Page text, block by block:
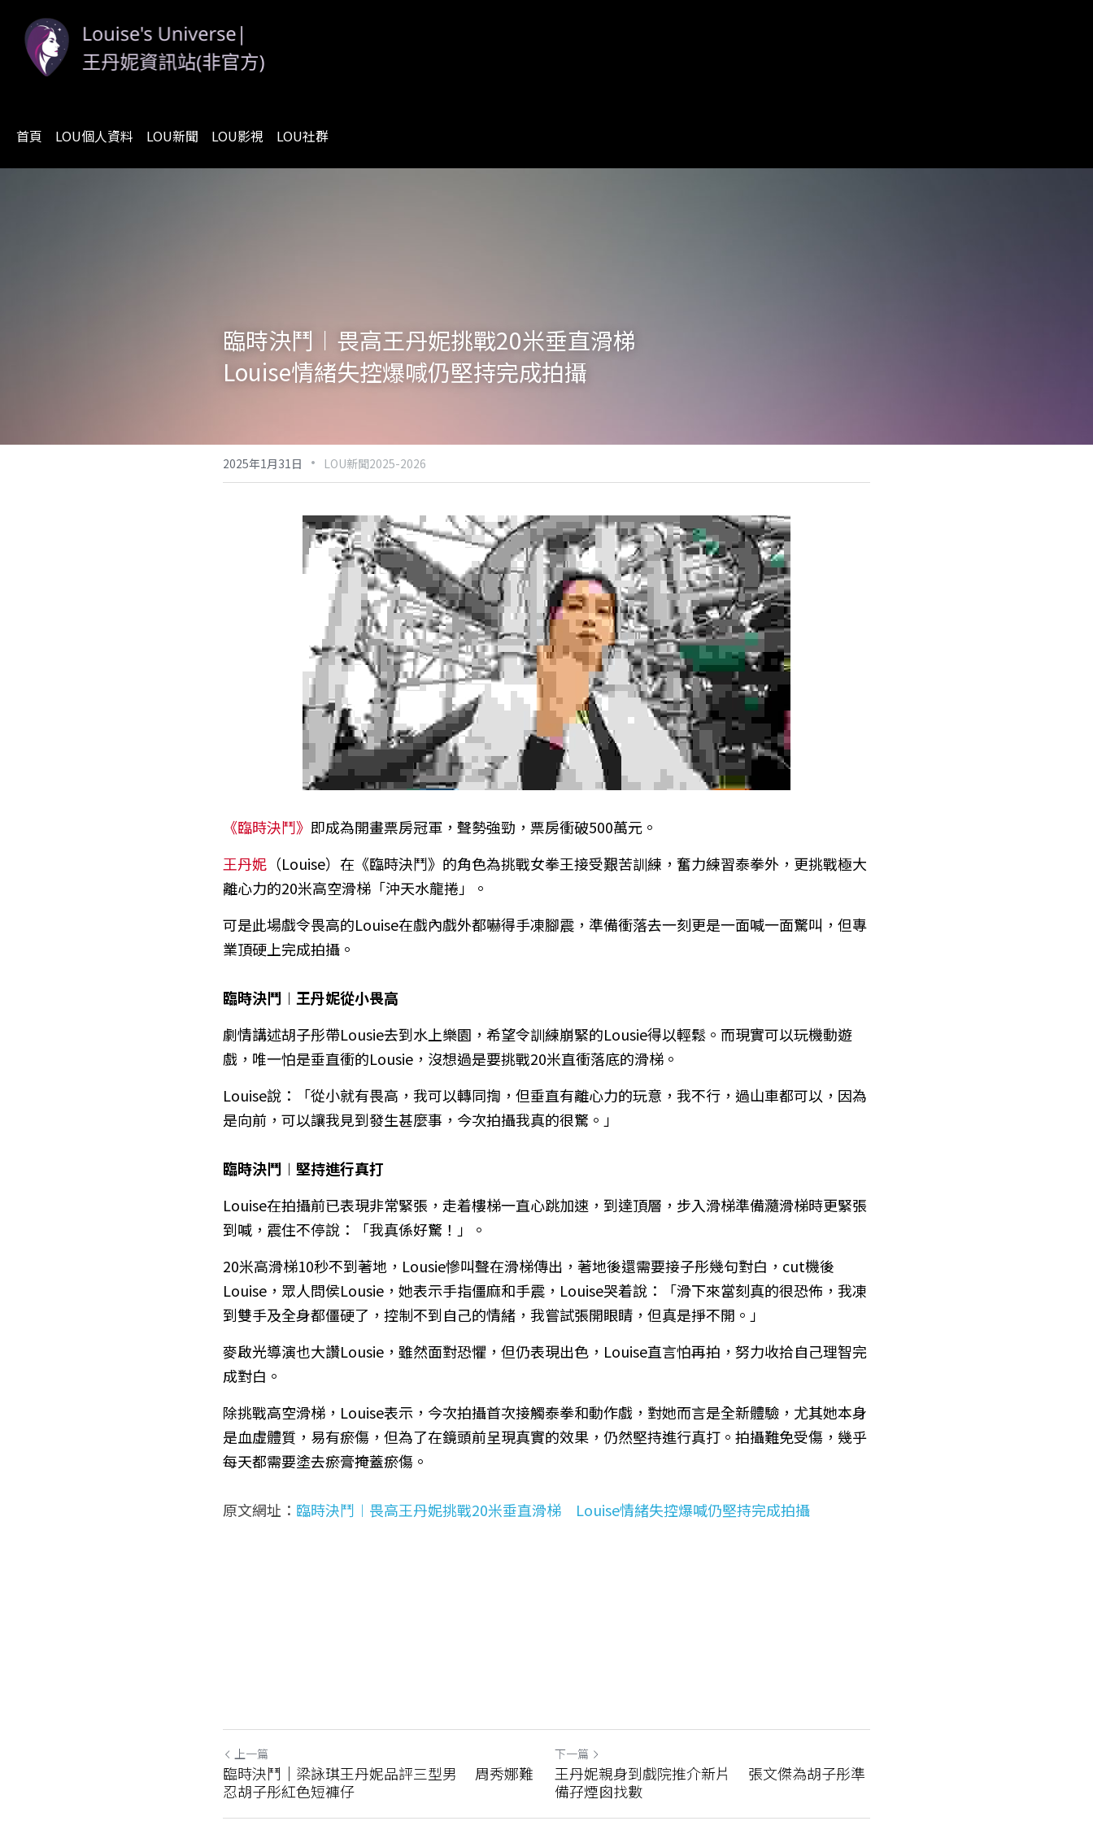
首頁 LOU個人資料 LOU新聞 LOU影視 LOU社群
臨時決鬥︱畏高王丹妮挑戰20米垂直滑梯
Louise情緒失控爆喊仍堅持完成拍攝
2025年1月31日 · LOU新聞2025-2026
《臨時決鬥》 即成為開畫票房冠軍，聲勢強勁，票房衝破500萬元。
王丹妮 （Louise）在《臨時決鬥》的角色為挑戰女拳王接受艱苦訓練，奮力練習泰拳外，更挑戰極大
離心力的20米高空滑梯「沖天水龍捲」。
可是此場戲令畏高的Louise在戲內戲外都嚇得手凍腳震，準備衝落去一刻更是一面喊一面驚叫，但專
業頂硬上完成拍攝。
臨時決鬥︱王丹妮從小畏高
劇情講述胡子彤帶Lousie去到水上樂園，希望令訓練崩緊的Lousie得以輕鬆。而現實可以玩機動遊
戲，唯一怕是垂直衝的Lousie，沒想過是要挑戰20米直衝落底的滑梯。
Louise說：「從小就有畏高，我可以轉同揈，但垂直有離心力的玩意，我不行，過山車都可以，因為
是向前，可以讓我見到發生甚麼事，今次拍攝我真的很驚。」
臨時決鬥︱堅持進行真打
Louise在拍攝前已表現非常緊張，走着樓梯一直心跳加速，到達頂層，步入滑梯準備瀡滑梯時更緊張
到喊，震住不停說：「我真係好驚！」。
20米高滑梯10秒不到著地，Lousie慘叫聲在滑梯傳出，著地後還需要接子彤幾句對白，cut機後
Louise，眾人問侯Lousie，她表示手指僵麻和手震，Louise哭着說：「滑下來當刻真的很恐佈，我凍
到雙手及全身都僵硬了，控制不到自己的情緒，我嘗試張開眼睛，但真是掙不開。」
麥啟光導演也大讚Lousie，雖然面對恐懼，但仍表現出色，Louise直言怕再拍，努力收拾自己理智完
成對白。
除挑戰高空滑梯，Louise表示，今次拍攝首次接觸泰拳和動作戲，對她而言是全新體驗，尤其她本身
是血虛體質，易有瘀傷，但為了在鏡頭前呈現真實的效果，仍然堅持進行真打。拍攝難免受傷，幾乎
每天都需要塗去瘀膏掩蓋瘀傷。
原文網址： 臨時決鬥︱畏高王丹妮挑戰20米垂直滑梯　Louise情緒失控爆喊仍堅持完成拍攝
上一篇
臨時決鬥｜梁詠琪王丹妮品評三型男 周秀娜難
忍胡子彤紅色短褲仔
下一篇
王丹妮親身到戲院推介新片 張文傑為胡子彤準
備孖煙囪找數